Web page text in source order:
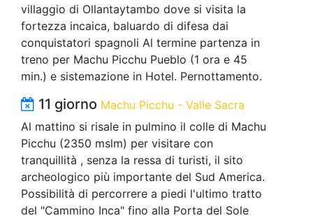
villaggio di Ollantaytambo dove si visita la
fortezza incaica, baluardo di difesa dai
conquistatori spagnoli Al termine partenza in
treno per Machu Picchu Pueblo (1 ora e 45
min.) e sistemazione in Hotel. Pernottamento.
11 giorno Machu Picchu - Valle Sacra
Al mattino si risale in pulmino il colle di Machu
Picchu (2350 mslm) per visitare con
tranquillità , senza la ressa di turisti, il sito
archeologico più importante del Sud America.
Possibilità di percorrere a piedi l'ultimo tratto
del "Cammino Inca" fino alla Porta del Sole